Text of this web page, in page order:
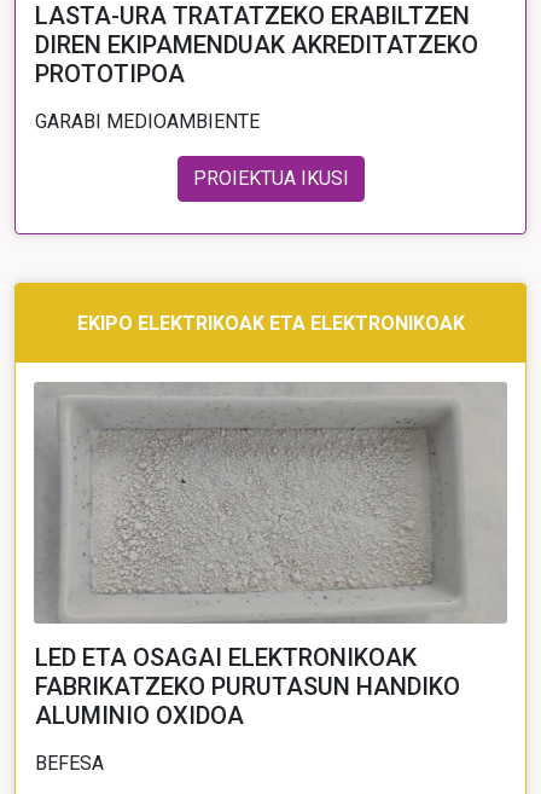
LASTA-URA TRATATZEKO ERABILTZEN
DIREN EKIPAMENDUAK AKREDITATZEKO
PROTOTIPOA
GARABI MEDIOAMBIENTE
PROIEKTUA IKUSI
EKIPO ELEKTRIKOAK ETA ELEKTRONIKOAK
LED ETA OSAGAI ELEKTRONIKOAK
FABRIKATZEKO PURUTASUN HANDIKO
ALUMINIO OXIDOA
BEFESA